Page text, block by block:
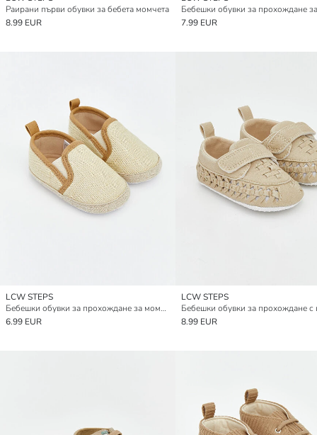
Раирани първи обувки за бебета момчета
8.99 EUR
7.99 EUR
LCW STEPS
Бебешки обувки за прохождане за момчета
6.99 EUR
LCW STEPS
8.99 EUR